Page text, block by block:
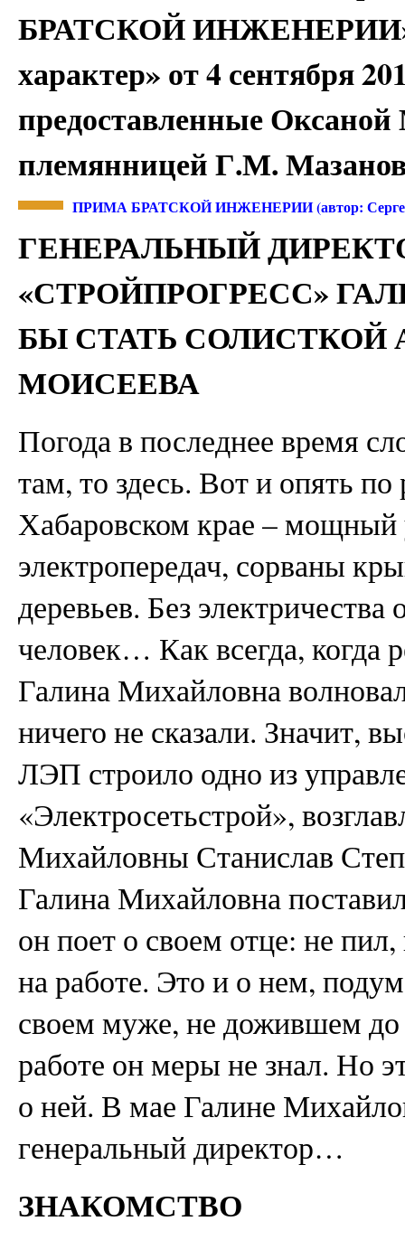
БРАТСКОЙ ИНЖЕНЕРИИ»
характер» от 4 сентября
предоставленные
племянницей Г.М.
ПРИМА БРАТСКОЙ ИНЖЕНЕРИИ (автор:
ГЕНЕРАЛЬНЫЙ
«СТРОЙПРОГРЕСС»
БЫ СТАТЬ СОЛИСТКОЙ
МОИСЕЕВА
Погода в последнее время
там, то здесь. Вот и опять
Хабаровском крае –
электропередач, сорваны
деревьев. Без
человек… Как всегда, когда
Галина Михайловна
ничего не сказали. Значит,
ЛЭП строило одно из
«Электросетьстрой»,
Михайловны Станислав
Галина Михайловна
он поет о своем отце: не
на работе. Это и о нем,
своем муже, не дожившем до
работе он меры не знал. Но
о ней. В мае Галине
генеральный директор…
ЗНАКОМСТВО